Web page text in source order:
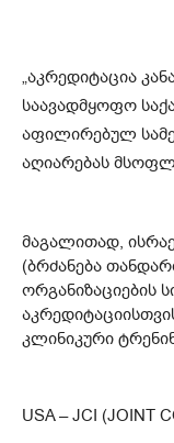
„აკრედიტაცია
საავადმყოფო
აფილირებულ
აღიარებას
მაგალითად,
(ბრძანება
ორგანიზაციების
კლინიკური
USA – JCI (JOINT